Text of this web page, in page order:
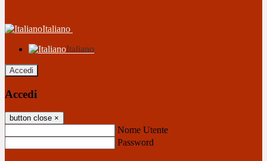
Italiano
Italiano
Accedi
Accedi
button close ×
Nome Utente
Password